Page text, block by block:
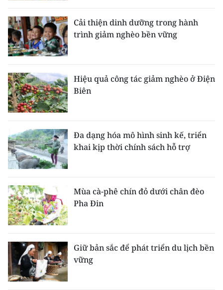
Cải thiện dinh dưỡng trong hành
trình giảm nghèo bền vững
Hiệu quả công tác giảm nghèo ở Điện
Biên
Đa dạng hóa mô hình sinh kế, triển
khai kịp thời chính sách hỗ trợ
Mùa cà-phê chín đỏ dưới chân đèo
Pha Đin
Giữ bản sắc để phát triển du lịch bền
vững